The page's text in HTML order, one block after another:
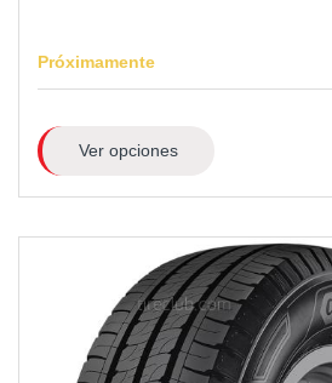
Próximamente
Ver opciones